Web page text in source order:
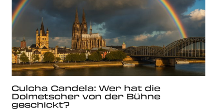
Culcha Candela: Wer hat die
Dolmetscher von der Bühne
geschickt?